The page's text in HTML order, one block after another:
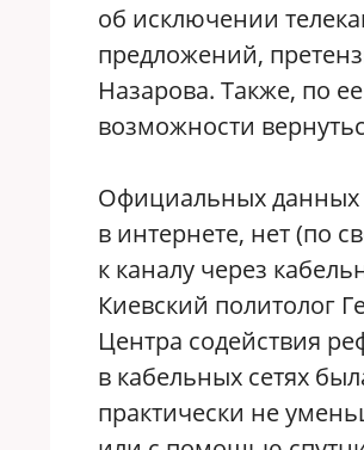
об исключении
предложений,
Назарова. Также, по
возможности
Официальных данных
в интернете, нет (по
к каналу через
Киевский политолог
Центра содействия
в кабельных сетях
практически не